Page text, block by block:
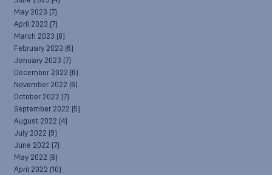
May 2023 (7)
April 2023 (7)
March 2023 (8)
February 2023 (6)
January 2023 (7)
December 2022 (6)
November 2022 (6)
October 2022 (7)
September 2022 (5)
August 2022 (4)
July 2022 (9)
June 2022 (7)
May 2022 (8)
April 2022 (10)